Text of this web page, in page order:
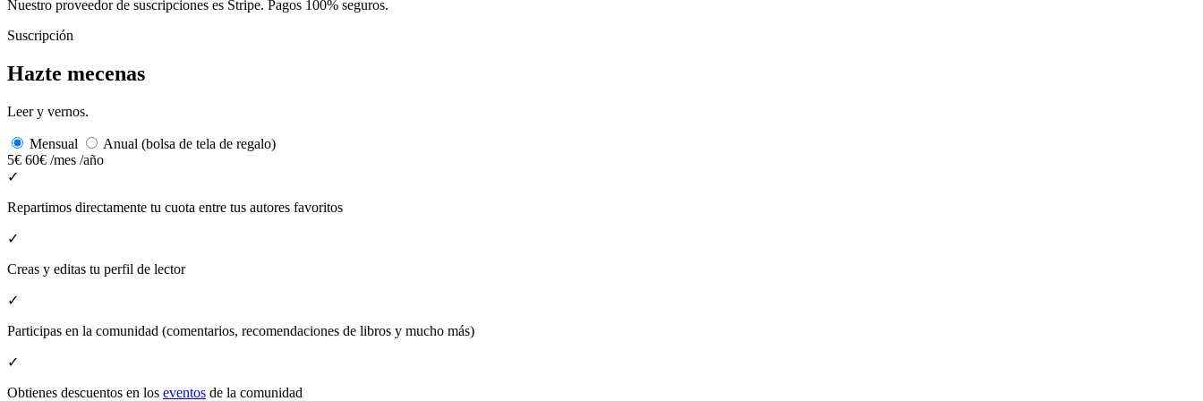
Nuestro proveedor de suscripciones es Stripe. Pagos 100% seguros.
Suscripción
Hazte mecenas
Leer y vernos.
Mensual
Anual (bolsa de tela de regalo)
5€ 60€ /mes /año
✓
Repartimos directamente tu cuota entre tus autores favoritos
✓
Creas y editas tu perfil de lector
✓
Participas en la comunidad (comentarios, recomendaciones de libros y mucho más)
✓
Obtienes descuentos en los eventos de la comunidad